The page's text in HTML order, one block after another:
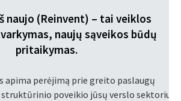
naujo (Reinvent) – tai veiklos
naujų sąveikos būdų
pritaikymas.
apima perėjimą prie greito paslaugų
poveikio jūsų verslo sektoriui,